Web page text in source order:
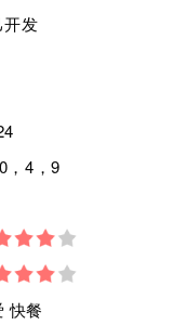
开发
，4，9
快餐